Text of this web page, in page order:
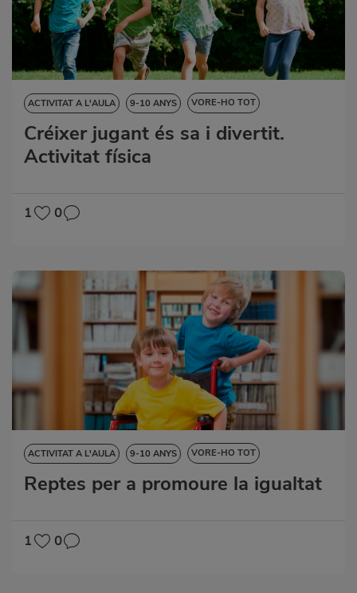
ACTIVITAT A L'AULA 9-10 ANYS VORE-HO TOT
CIÈNCIES DE LA NATURALESA
DESTRESES LINGÜÍSTIQUES
MATEMÀTIQUES
Créixer jugant és sa i divertit.
Activitat física
1 0
ACTIVITAT A L'AULA 9-10 ANYS VORE-HO TOT
DESTRESES LINGÜÍSTIQUES VALORS SOCIALS
Reptes per a promoure la igualtat
1 0